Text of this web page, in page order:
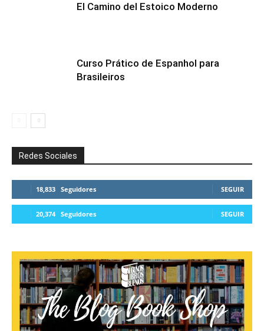
El Camino del Estoico Moderno
Curso Prático de Espanhol para
Brasileiros
Redes Sociales
18,833 Seguidores SEGUIR
20,374 Seguidores SEGUIR